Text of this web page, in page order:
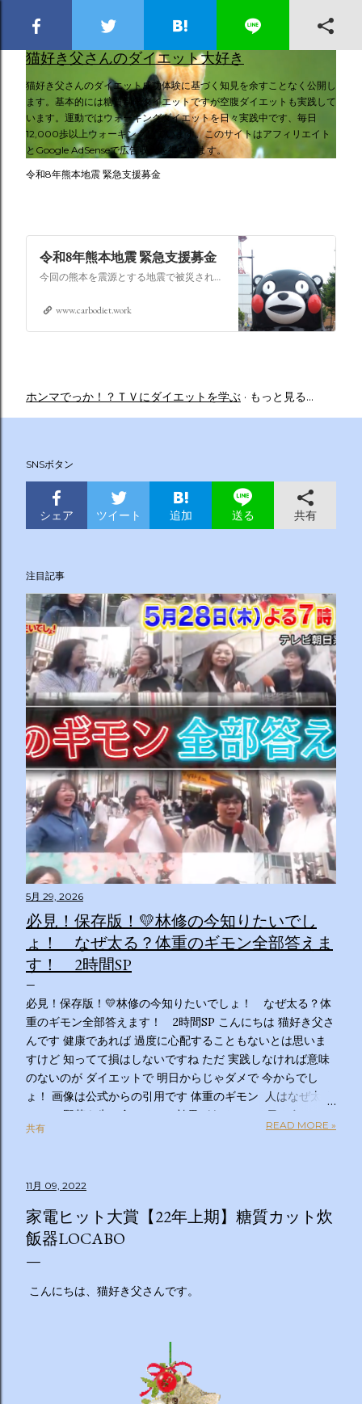
スキップしてメイン コンテンツに移動
猫好き父さんのダイエット大好き
猫好き父さんのダイエット成功体験に基づく知見を余すことなく公開し
ます。基本的には糖質制限ダイエットですが空腹ダイエットも実践して
います。運動ではウォーキングダイエットを日々実践中です、毎日
12,000歩以上ウォーキングしています。このサイトはアフィリエイト
とGoogle AdSenseで広告収入を得ています。
令和8年熊本地震 緊急支援募金
令和8年熊本地震 緊急支援募金
今回の熊本を震源とする地震で被災された皆さままだまだ余震も続き大変な時間を過ごされていると思います。心よりお見舞い申し上げます
www.carbodiet.work
ホンマでっか！？ＴＶにダイエットを学ぶ もっと見る…
SNSボタン
シェア ツイート 追加 送る 共有
注目記事
5月 29, 2026
必見！保存版！💛林修の今知りたいでし
ょ！ なぜ太る？体重のギモン全部答えま
す！ 2時間SP
必見！保存版！💛林修の今知りたいでしょ！ なぜ太る？体
重のギモン全部答えます！ 2時間SP こんにちは 猫好き父さ
んです 健康であれば 過度に心配することもないとは思いま
すけど 知ってて損はしないですね ただ 実践しなければ意味
のないのが ダイエットで 明日からじゃダメで 今からでし
ょ！ 画像は公式からの引用です 体重のギモン 人はなぜ太る
のか？ 野菜を先に食べるのは効果があるの？１日２食と３
食、どっちが太らない？「太りやすい人」と「太りにくい
腹、どうすれば凹む？「フェイスライン」はすっきりさせら
れる？ラクして太りにくい体になる方法は？私の理想体重っ
て何キロ？体重のギモン全部答えます！２時間ＳＰ ◇出演
者 【ＭＣ】林修 【副担任】斎藤ちはる（テレビ朝日アナ
ウンサー）【学級委員長】バカリズム 【学友】伊沢拓司
【ゲスト学友】名取裕子 島崎和歌子 宮世琉弥 伊集院光
【講師】小田原雅人 東京医科大学病院客員教授 加
運動器認定理学療法士 ◇おしらせ ※２０：２５〜２
０：２８は「私の幸福時間」を放送いたします ☆番組ＨＰ
https://www.tv-asahi.co.jp/imadesho/ この番組は、テレ
共有 READ MORE »
11月 09, 2022
家電ヒット大賞【22年上期】糖質カット炊
飯器LOCABO
こんにちは、猫好き父さんです。